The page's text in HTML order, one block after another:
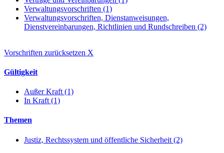
Verwaltungsvorschriften (1)
Verwaltungsvorschriften, Dienstanweisungen,
Dienstvereinbarungen, Richtlinien und Rundschreiben (2)
Vorschriften zurücksetzen X
Gültigkeit
Außer Kraft (1)
In Kraft (1)
Themen
Justiz, Rechtssystem und öffentliche Sicherheit (2)